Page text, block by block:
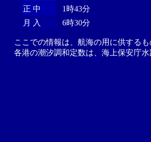
正 中
1時43分
月 入
6時30分
ここでの情報は、航海の用に供する
各港の潮汐調和定数は、海上保安庁